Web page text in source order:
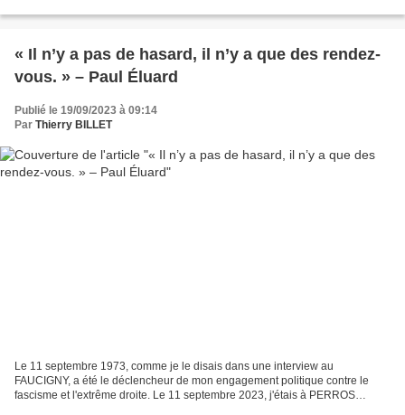
« Il n’y a pas de hasard, il n’y a que des rendez-
vous. » – Paul Éluard
Publié le 19/09/2023 à 09:14
Par Thierry BILLET
Le 11 septembre 1973, comme je le disais dans une interview au
FAUCIGNY, a été le déclencheur de mon engagement politique contre le
fascisme et l'extrême droite. Le 11 septembre 2023, j'étais à PERROS